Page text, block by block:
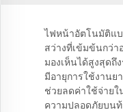
ไฟหน้าอัตโนมัติแบ
สว่างที่เข้มข้นกว่า
มองเห็นได้สูงสุดถึ
มีอายุการใช้งานย
ช่วยลดค่าใช้จ่ายใ
ความปลอดภัยบน